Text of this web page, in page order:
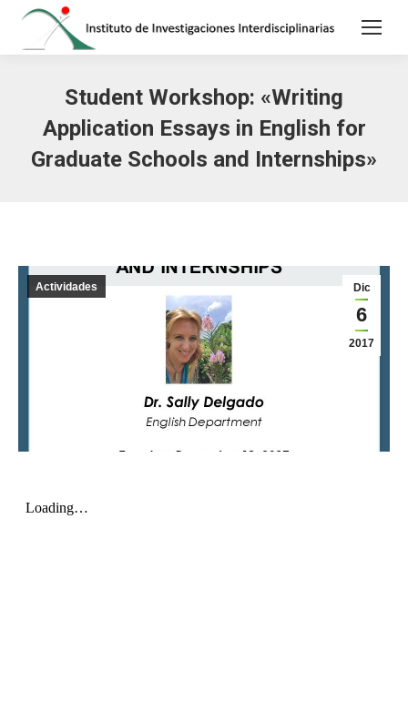
Student Workshop: «Writing
Application Essays in English for
Graduate Schools and Internships»
Dic
6
2017
Actividades